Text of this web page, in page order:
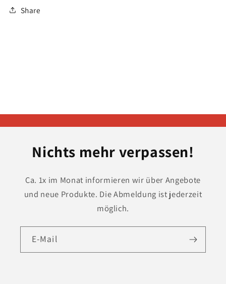
Share
Nichts mehr verpassen!
Ca. 1x im Monat informieren wir über Angebote
und neue Produkte. Die Abmeldung ist jederzeit
möglich.
E-Mail